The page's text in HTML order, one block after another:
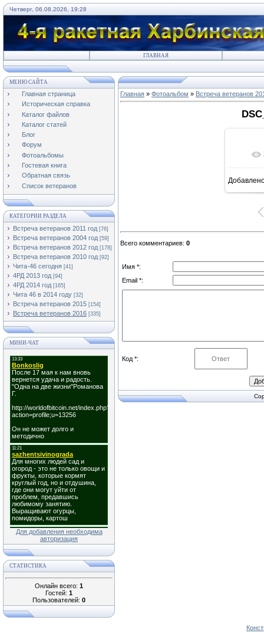
Четверг, 06.08.2026, 19:28
ГЛАВНАЯ
МЕНЮ САЙТА
Главная страница
Историческая справка
Каталог файлов
Каталог статей
Блог
Форум
Фотоальбомы
Гостевая книга
Обратная связь
Список ветеранов
КАТЕГОРИИ РАЗДЕЛА
Встреча ветеранов 2011 год [76]
Встреча ветеранов 2004 год [59]
Встреча ветеранов 2012 год [178]
Встреча ветеранов 2010 год [92]
Чита-46 сегодня [41]
4РД 2013 год [94]
4РД 2014 год [165]
Чита 46 в 2014 году [32]
Встреча ветеранов 2015 [154]
Встреча ветеранов 2016 [335]
МИНИ-ЧАТ
Для добавления необходима
авторизация
СТАТИСТИКА
Онлайн всего: 1
Гостей: 1
Пользователей: 0
Главная » Фотоальбом » Встреча ветеранов
Всего комментариев: 0
Имя *:
Email *:
Код *: